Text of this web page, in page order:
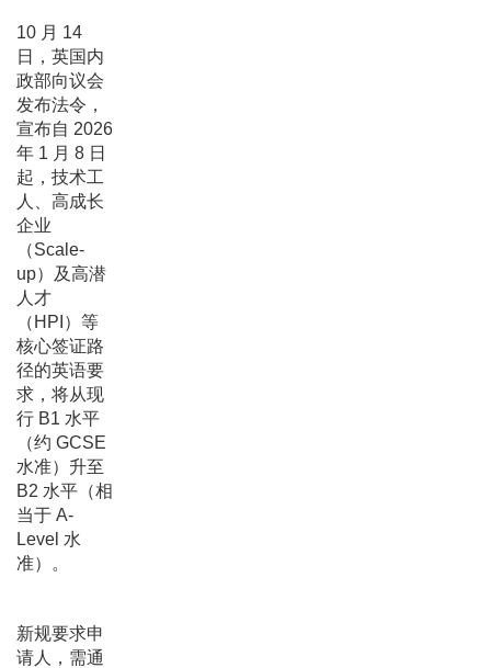
10 月 14
日，英国内
政部向议会
发布法令，
宣布自 2026
年 1 月 8 日
起，技术工
人、高成长
企业
（Scale-
up）及高潜
人才
（HPI）等
核心签证路
径的英语要
求，将从现
行 B1 水平
（约 GCSE
水准）升至
B2 水平（相
当于 A-
Level 水
准）。
新规要求申
请人，需通